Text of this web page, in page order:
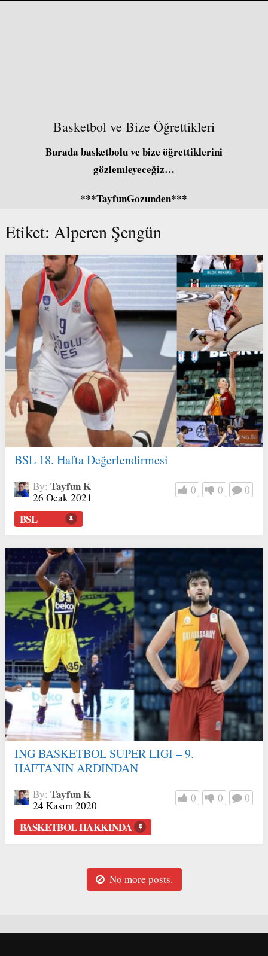
Basketbol ve Bize Öğrettikleri
Burada basketbolu ve bize öğrettiklerini
gözlemleyeceğiz…
***TayfunGozunden***
Etiket: Alperen Şengün
BSL 18. Hafta Değerlendirmesi
By: Tayfun K
26 Ocak 2021
0 0 0
BSL
ING BASKETBOL SUPER LIGI – 9.
HAFTANIN ARDINDAN
By: Tayfun K
24 Kasım 2020
0 0 0
BASKETBOL HAKKINDA
No more posts.